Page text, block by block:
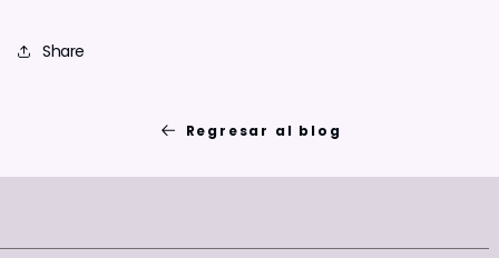
Share
Regresar al blog